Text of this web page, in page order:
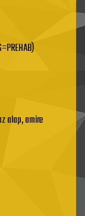
alap, amire